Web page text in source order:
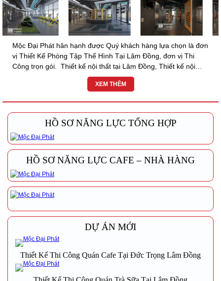
Mộc Đại Phát hân hạnh được Quý khách hàng lựa chọn là đơn
vị Thiết Kế Phòng Tập Thể Hình Tại Lâm Đồng, đơn vị Thi
Công trọn gói. Thiết kế nội thất tại Lâm Đồng, Thiết kế nội
thất tại Đà Lạt ,Thiết kế nội...
XEM THÊM
HỒ SƠ NĂNG LỰC TỔNG HỢP
HỒ SƠ NĂNG LỰC CAFE – NHÀ HÀNG
DỰ ÁN MỚI
Thiết Kế Thi Công Quán Cafe Tại Đức Trọng Lâm Đồng